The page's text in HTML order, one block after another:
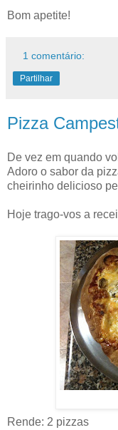
Bom apetite!
1 comentário:
Partilhar
Pizza
De vez em quando
Adoro o sabor da
cheirinho delicioso
Hoje trago-vos a
Rende: 2 pizzas